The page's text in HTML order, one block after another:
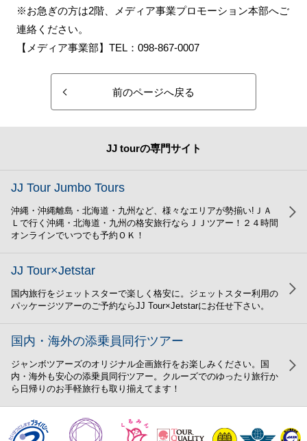
※お急ぎの方は2階、メディア事業プロモーション本部へご
連絡ください。
【メディア事業部】TEL：098-867-0007
前のページへ戻る
JJ tourの専門サイト
JJ Tour Jumbo Tours
沖縄・沖縄離島・北海道・九州など、様々なエリアが勢揃い!ＪＡ
Ｌで行く沖縄・北海道・九州の格安旅行ならＪＪツアー！２４時間
オンラインでいつでも予約ＯＫ！
JJ Tour×Jetstar
国内旅行をジェットスターで楽しく格安に。ジェットスター利用の
パッケージツアーのご予約ならJJ Tour×Jetstarにお任せ下さい。
国内・海外の添乗員同行ツアー
ジャンボツアーズのオリジナル企画旅行をお楽しみください。国
内・海外も安心の添乗員同行ツアー。クルーズでのゆったり旅行か
ら日帰りのお手軽旅行も取り揃えてます！